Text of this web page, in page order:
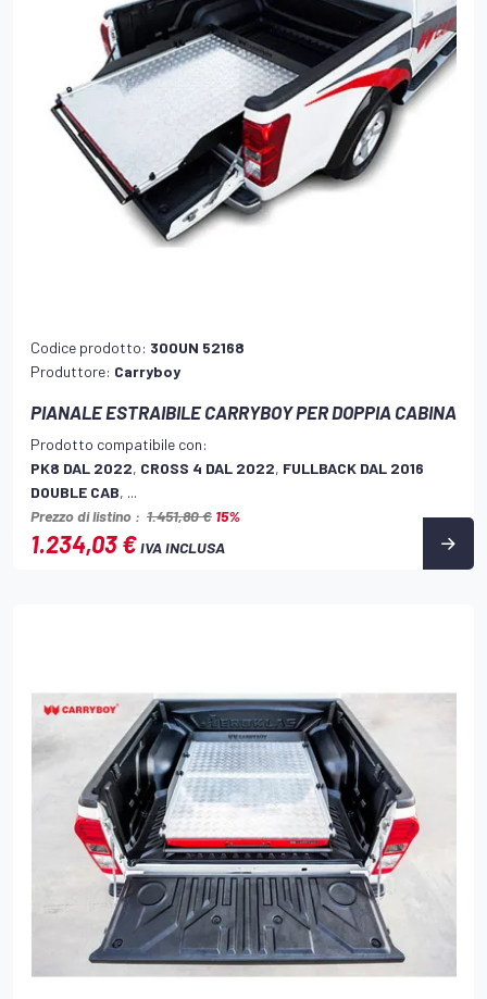
Codice prodotto: 300UN 52168
Produttore: Carryboy
PIANALE ESTRAIBILE CARRYBOY PER DOPPIA CABINA
Prodotto compatibile con:
PK8 DAL 2022, CROSS 4 DAL 2022, FULLBACK DAL 2016
DOUBLE CAB, ...
Prezzo di listino : 1.451,80 € 15%
1.234,03 €IVA INCLUSA